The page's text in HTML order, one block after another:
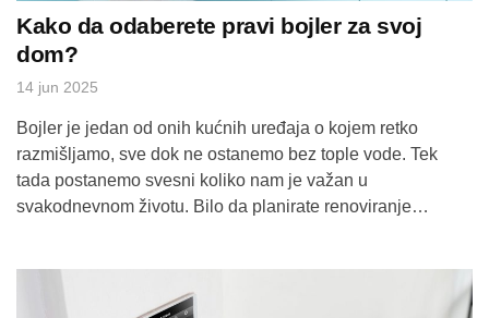
Kako da odaberete pravi bojler za svoj
dom?
14 jun 2025
Bojler je jedan od onih kućnih uređaja o kojem retko
razmišljamo, sve dok ne ostanemo bez tople vode. Tek
tada postanemo svesni koliko nam je važan u
svakodnevnom životu. Bilo da planirate renoviranje